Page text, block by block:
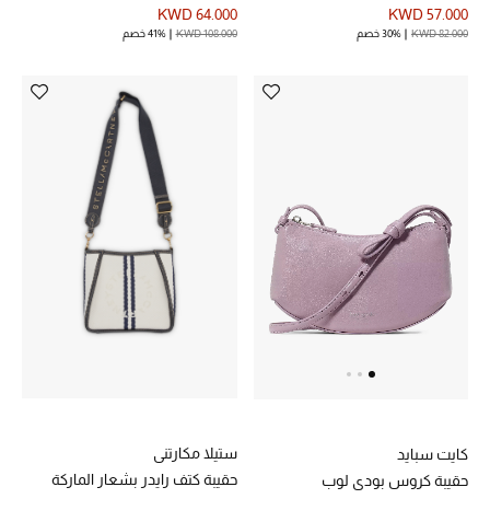
KWD 57.000
KWD 82.000 30% خصم
KWD 64.000
KWD 108.000 41% خصم
كايت سبايد
حقيبة كروس بودي لوب
ستيلا مكارتني
حقيبة كتف رايدر بشعار الماركة